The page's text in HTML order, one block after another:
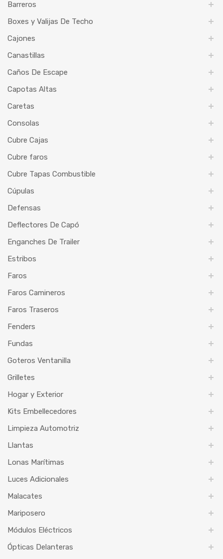
Barreros
Boxes y Valijas De Techo
Cajones
Canastillas
Caños De Escape
Capotas Altas
Caretas
Consolas
Cubre Cajas
Cubre faros
Cubre Tapas Combustible
Cúpulas
Defensas
Deflectores De Capó
Enganches De Trailer
Estribos
Faros
Faros Camineros
Faros Traseros
Fenders
Fundas
Goteros Ventanilla
Grilletes
Hogar y Exterior
Kits Embellecedores
Limpieza Automotriz
Llantas
Lonas Marítimas
Luces Adicionales
Malacates
Mariposero
Módulos Eléctricos
Ópticas Delanteras